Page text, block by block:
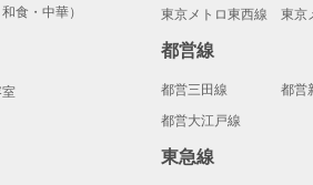
食・中華）
東京メトロ東西線
東京
都営線
都営三田線
都営
都営大江戸線
東急線